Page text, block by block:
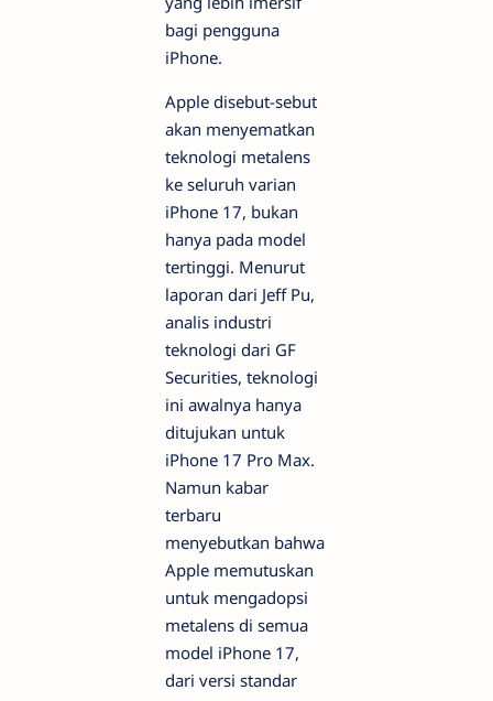
bagi pengguna
iPhone.
Apple disebut-sebut
akan menyematkan
teknologi metalens
ke seluruh varian
iPhone 17, bukan
hanya pada model
tertinggi. Menurut
laporan dari Jeff Pu,
analis industri
teknologi dari GF
Securities, teknologi
ini awalnya hanya
ditujukan untuk
iPhone 17 Pro Max.
Namun kabar
terbaru
menyebutkan bahwa
Apple memutuskan
untuk mengadopsi
metalens di semua
model iPhone 17,
dari versi standar